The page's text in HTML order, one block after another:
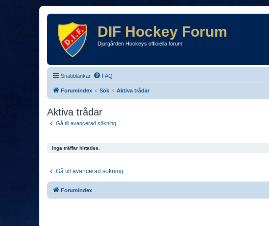
DIF Hockey Forum
Djurgården Hockeys officiella forum
Snabblänkar FAQ
Forumindex Sök Aktiva trådar
Aktiva trådar
Gå till avancerad sökning
Inga träffar hittades.
Gå till avancerad sökning
Forumindex